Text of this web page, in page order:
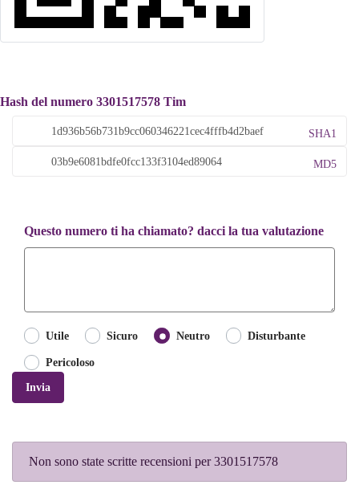
Hash del numero 3301517578 Tim
SHA1
MD5
Questo numero ti ha chiamato? dacci la tua valutazione
Utile Sicuro Neutro Disturbante
Pericoloso
Invia
Non sono state scritte recensioni per 3301517578